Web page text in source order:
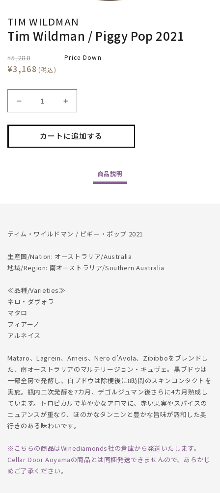
TIM WILDMAN
Tim Wildman / Piggy Pop 2021
¥5,280
¥3,168 (税込)
Price Down
Wildman
/
Pop
す
Tim
Wildman
/
Piggy
Pop
す
カートに追加する
商品説明
ティム・ワイルドマン / ピギー・ポップ 2021
生産国/Nation: オーストラリア/Australia
地域/Region: 南オーストラリア/Southern Australia
≪品種/Varieties≫
ネロ・ダヴォラ
マタロ
フィアーノ
アルネイス
Mataro、Lagrein、Arneis、Nero d’Avola、Zibibboをブレンドし
た、南オーストラリアのマルチリージョン・キュヴェ。黒ブドウは
一部全房で発酵し、白ブドウは除梗後に8時間のスキンコンタクトを
実施。瓶内二次発酵を7カ月、デゴルジュマン後さらに4カ月熟成し
ています。トロピカルで華やかなアロマに、赤い果実やスパイスの
ニュアンスが重なり、ほのかなタンニンと豊かな旨味が調和した奥
行きのある味わいです。
※こちらの商品はWinediamonds社の倉庫から発送いたします。
Cellar Door Aoyamaの商品とは同梱発送できませんので、あらかじ
めご了承ください。